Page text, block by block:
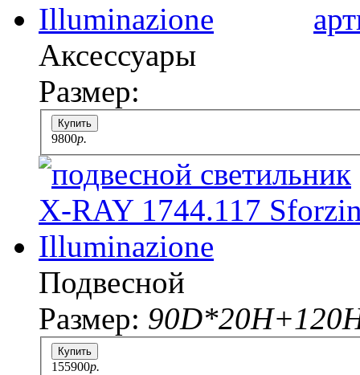
Аксессуары
Размер:
Купить
9800p.
Подвесной
Размер:
Купить
155900p.